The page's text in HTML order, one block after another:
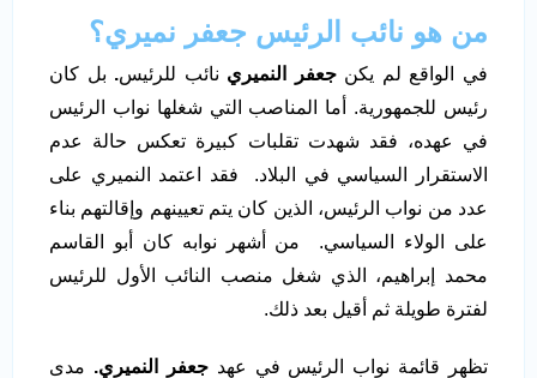
من هو نائب الرئيس جعفر نميري؟
في الواقع لم يكنجعفر النميري نائب للرئيس. بل كان
رئيس للجمهورية. أما المناصب التي شغلها نواب الرئيس
في عهده، فقد شهدت تقلبات كبيرة تعكس حالة عدم
الاستقرار السياسي في البلاد. فقد اعتمد النميري على
عدد من نواب الرئيس، الذين كان يتم تعيينهم وإقالتهم بناء
على الولاء السياسي. من أشهر نوابه كان أبو القاسم
محمد إبراهيم، الذي شغل منصب النائب الأول للرئيس
لفترة طويلة ثم أقيل بعد ذلك.
تظهر قائمة نواب الرئيس في عهدجعفر النميري. مدى